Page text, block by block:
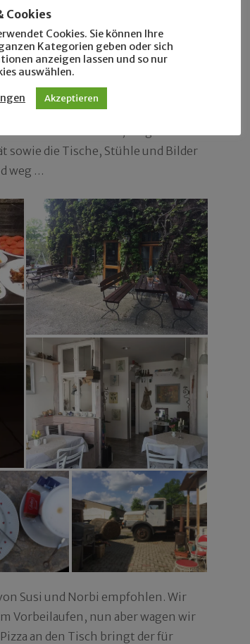
anmelden.
hätten wir ohne einen
See-Hasen** zu Gast gewesen
nächste Ziel? Eine ehemalige
darstellt – romantisch,
sind hier zu sehen, vergessene
sowie die Tische, Stühle und Bilder
weg …
Susi und Norbi empfohlen. Wir
Vorbeilaufen, nun aber wagen wir
an den Tisch bringt der für
Cookies
Cookies. Sie können Ihre
Kategorien geben oder sich
anzeigen lassen und so nur
auswählen.
Akzeptieren